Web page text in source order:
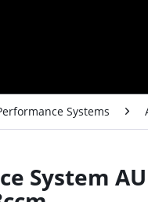
Systems
System